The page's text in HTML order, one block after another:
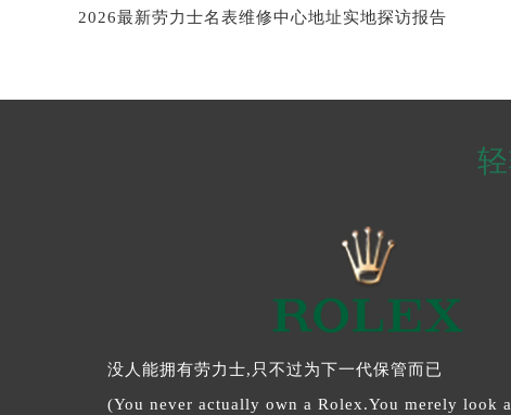
2026最新劳力士名表维修中心地址实地探访报告
没人能拥有劳力士,只不过为下一代保管而已
(You never actually own a Rolex.You merely look